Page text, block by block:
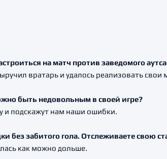
на матч против заведомого
вратарь и удалось реализовать
быть недовольным в своей игре?
и подскажут нам наши ошибки.
без забитого гола. Отслеживаете свою
как можно дольше.